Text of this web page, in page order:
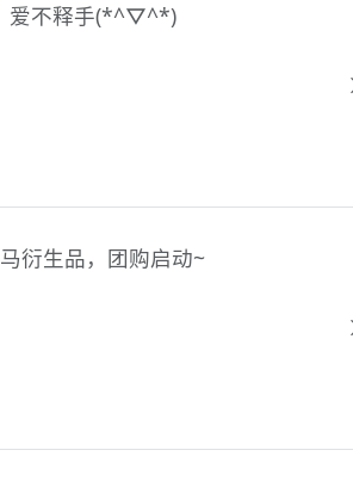
爱不释手(*^▽^*)
衍生品，团购启动~